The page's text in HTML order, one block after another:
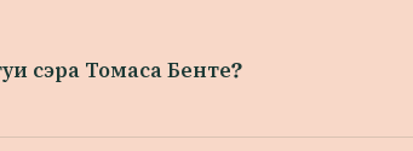
сэра Томаса Бенте?